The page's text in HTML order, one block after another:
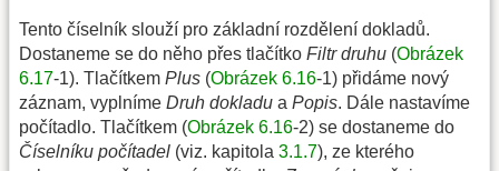
Tento číselník slouží pro základní rozdělení dokladů.
Dostaneme se do něho přes tlačítko Filtr druhu (Obrázek
6.17-1). Tlačítkem Plus (Obrázek 6.16-1) přidáme nový
záznam, vyplníme Druh dokladu a Popis. Dále nastavíme
počítadlo. Tlačítkem (Obrázek 6.16-2) se dostaneme do
Číselníku počítadel (viz. kapitola 3.1.7), ze kterého